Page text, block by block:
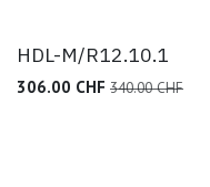
HDL-M/R12.10.1
306.00 CHF 340.00CHF